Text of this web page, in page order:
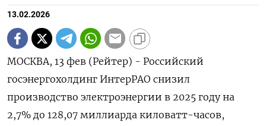
13.02.2026
МОСКВА, 13 фев (Рейтер) - Российский
госэнергохолдинг ИнтерРАО снизил
производство электроэнергии в 2025 году на
‌2,7% до 128,07 миллиарда киловатт-часов,